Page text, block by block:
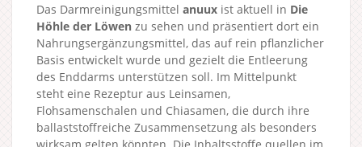
Das Darmreinigungsmittel anuux ist aktuell in Die
Höhle der Löwen zu sehen und präsentiert dort ein
Nahrungsergänzungsmittel, das auf rein pflanzlicher
Basis entwickelt wurde und gezielt die Entleerung
des Enddarms unterstützen soll. Im Mittelpunkt
steht eine Rezeptur aus Leinsamen,
Flohsamenschalen und Chiasamen, die durch ihre
ballaststoffreiche Zusammensetzung als besonders